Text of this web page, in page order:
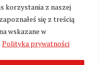
korzystania z naszej
się z treścią
wskazane w
Polityka prywatności
cookies